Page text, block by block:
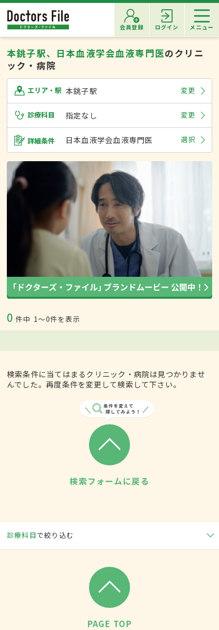
会員登録 ログイン メニュー
本銚子駅、日本血液学会血液専門医のクリニ
ック・病院
エリア・駅 本銚子駅 変更
診療科目 指定なし 変更
詳細条件 日本血液学会血液専門医 選択
0 件中 1〜0件を表示
検索条件に当てはまるクリニック・病院は見つかりませ
んでした。再度条件を変更して検索して下さい。
検索フォームに戻る
診療科目で絞り込む
PAGE TOP